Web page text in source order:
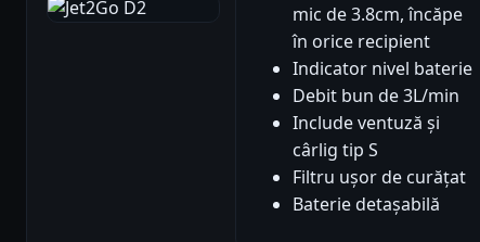
mic de 3.8cm, încăpe
în orice recipient
Indicator nivel baterie
Debit bun de 3L/min
Include ventuză și
cârlig tip S
Filtru ușor de curățat
Baterie detașabilă